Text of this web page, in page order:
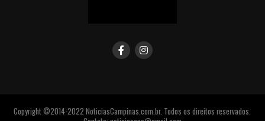
Copyright ©2014-2022 NoticiasCampinas.com.br. Todos os direitos reservados.